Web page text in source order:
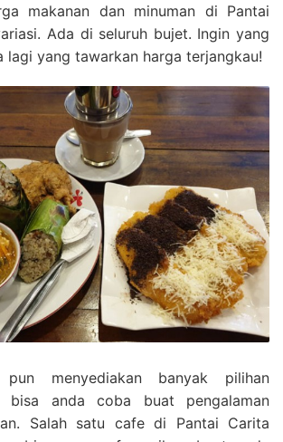
makanan dan minuman di Pantai
Ada di seluruh bujet. Ingin yang
lagi yang tawarkan harga terjangkau!
menyediakan banyak pilihan
bisa anda coba buat pengalaman
Salah satu cafe di Pantai Carita